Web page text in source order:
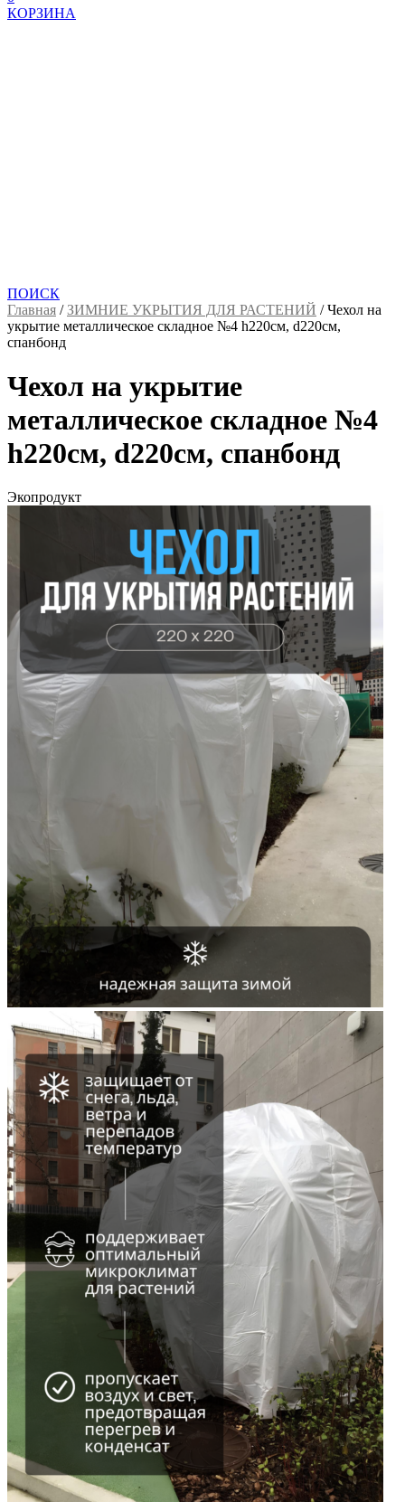
КОРЗИНА
ПОИСК
Главная /ЗИМНИЕ УКРЫТИЯ ДЛЯ РАСТЕНИЙ /Чехол на
укрытие металлическое складное №4 h220cм, d220см,
спанбонд
Чехол на укрытие
металлическое складное №4
h220cм, d220см, спанбонд
Экопродукт